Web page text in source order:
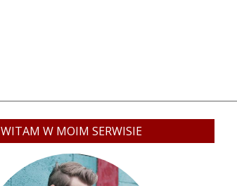
WITAM W MOIM SERWISIE